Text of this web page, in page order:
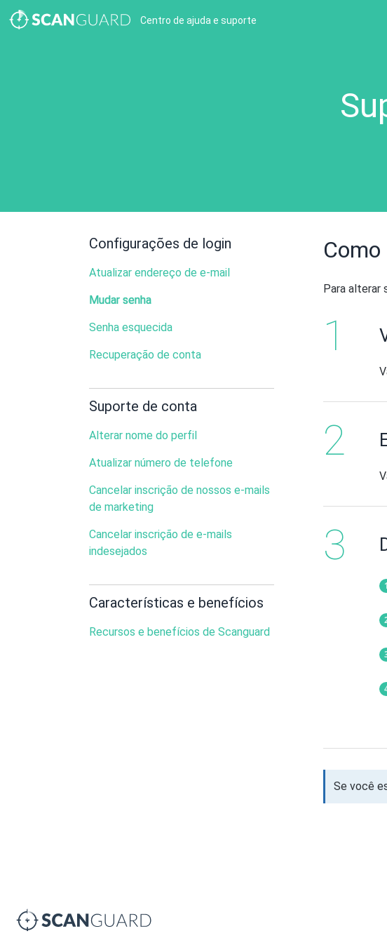
Centro de ajuda e suporte
Configurações de login
Atualizar endereço de e-mail
Mudar senha
Senha esquecida
Recuperação de conta
Suporte de conta
Alterar nome do perfil
Atualizar número de telefone
Cancelar inscrição de nossos e-mails
de marketing
Cancelar inscrição de e-mails
indesejados
Características e benefícios
Recursos e benefícios de Scanguard
Para alterar
Se você